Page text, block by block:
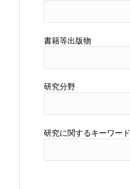
書籍等出版物
研究分野
研究に関するキーワード